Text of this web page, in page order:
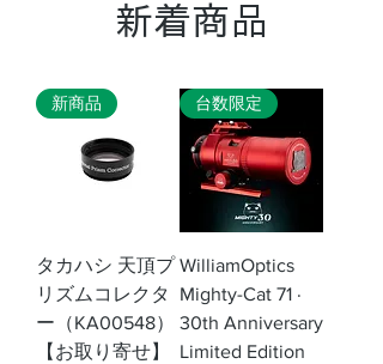
新着商品
新商品
タカハシ 天頂プ
リズムコレクタ
ー（KA00548）
【お取り寄せ】
台数限定
WilliamOptics
Mighty-Cat 71 ·
30th Anniversary
Limited Edition